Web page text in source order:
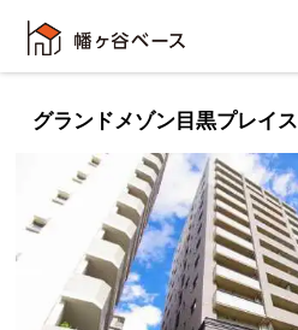
グランドメゾン目黒プレイス